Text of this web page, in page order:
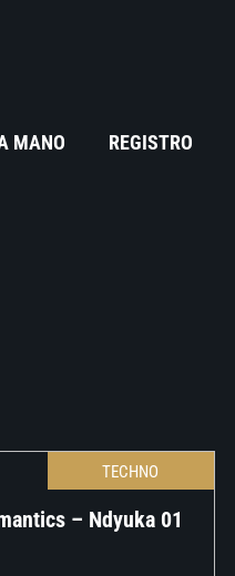
MANO REGISTRO
TECHNO
– Ndyuka 01